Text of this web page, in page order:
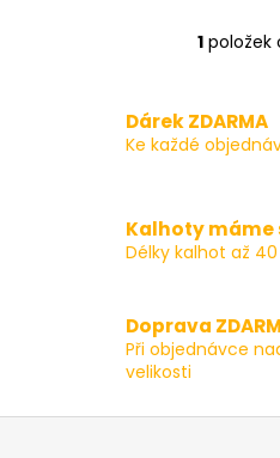
á
í
p
v
k
1 položek
Dárek ZDARMA
Ke každé
Kalhoty máme
Délky kalhot až 40
Doprava
Při objednávce
velikosti
Z